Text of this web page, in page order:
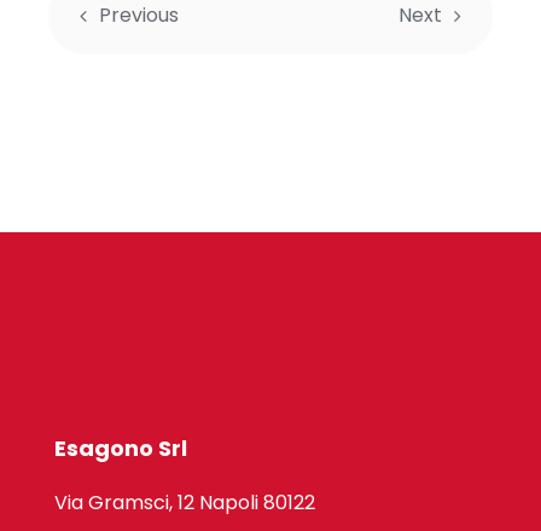
Previous Next
Esagono Srl
Via Gramsci, 12 Napoli 80122